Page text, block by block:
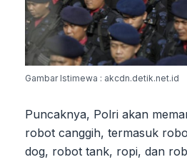
Gambar Istimewa : akcdn.detik.net.id
Puncaknya, Polri akan
robot canggih, termasuk
dog, robot tank, ropi, dan